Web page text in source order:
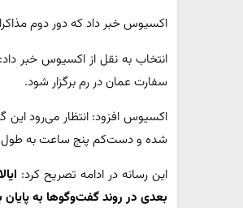
اکسیوس خبر داد که دور دوم
سفارت عمان در رم برگزار شود.
شده و دست‌کم پنج ساعت به طول
این رسانه در ادامه تصریح کرد:
بعدی در روند گفت‌وگوها به پایان